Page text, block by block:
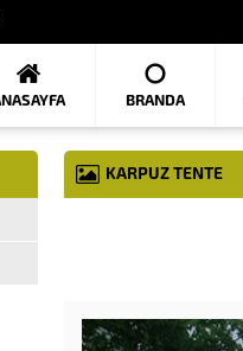
BRANDA
KARPUZ TENTE